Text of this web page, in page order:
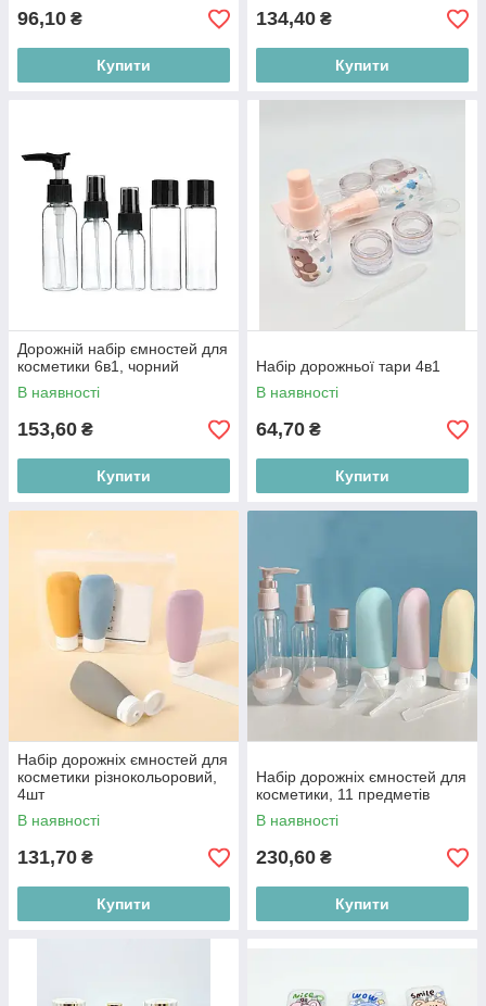
96,10 ₴
Купити
134,40 ₴
Купити
Дорожній набір ємностей для
косметики 6в1, чорний
В наявності
153,60 ₴
Купити
Набір дорожньої тари 4в1
В наявності
64,70 ₴
Купити
Набір дорожніх ємностей для
косметики різнокольоровий,
4шт
В наявності
131,70 ₴
Купити
Набір дорожніх ємностей для
косметики, 11 предметів
В наявності
230,60 ₴
Купити